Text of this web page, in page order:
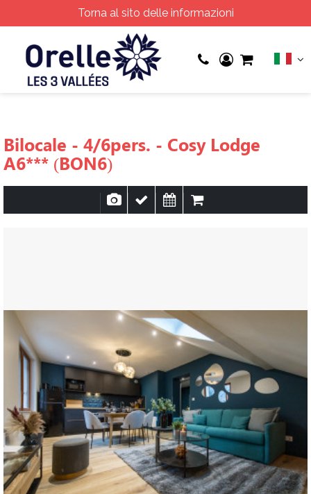
Torna al sito delle informazioni
Bilocale - 4/6pers. - Cosy Lodge
A6*** (BON6)